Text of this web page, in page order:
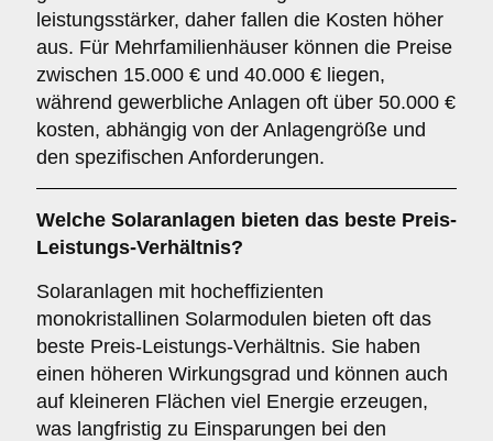
leistungsstärker, daher fallen die Kosten höher
aus. Für Mehrfamilienhäuser können die Preise
zwischen 15.000 € und 40.000 € liegen,
während gewerbliche Anlagen oft über 50.000 €
kosten, abhängig von der Anlagengröße und
den spezifischen Anforderungen.
Welche Solaranlagen bieten das beste Preis-
Leistungs-Verhältnis?
Solaranlagen mit hocheffizienten
monokristallinen Solarmodulen bieten oft das
beste Preis-Leistungs-Verhältnis. Sie haben
einen höheren Wirkungsgrad und können auch
auf kleineren Flächen viel Energie erzeugen,
was langfristig zu Einsparungen bei den